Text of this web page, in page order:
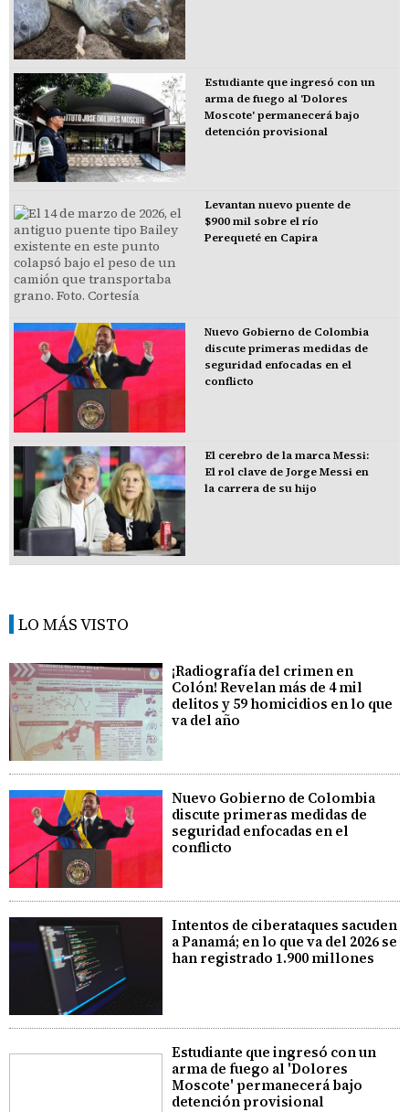
Estudiante que ingresó con un
arma de fuego al 'Dolores
Moscote' permanecerá bajo
detención provisional
Levantan nuevo puente de
$900 mil sobre el río
Perequeté en Capira
Nuevo Gobierno de Colombia
discute primeras medidas de
seguridad enfocadas en el
conflicto
El cerebro de la marca Messi:
El rol clave de Jorge Messi en
la carrera de su hijo
LO MÁS VISTO
¡Radiografía del crimen en
Colón! Revelan más de 4 mil
delitos y 59 homicidios en lo que
va del año
Nuevo Gobierno de Colombia
discute primeras medidas de
seguridad enfocadas en el
conflicto
Intentos de ciberataques sacuden
a Panamá; en lo que va del 2026 se
han registrado 1.900 millones
Estudiante que ingresó con un
arma de fuego al 'Dolores
Moscote' permanecerá bajo
detención provisional